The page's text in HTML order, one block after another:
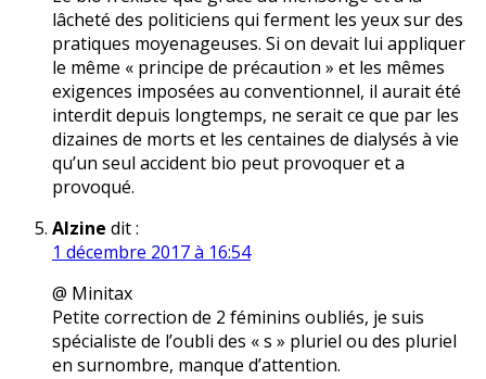
lâcheté des politiciens qui ferment les yeux sur des
pratiques moyenageuses. Si on devait lui appliquer
le même « principe de précaution » et les mêmes
exigences imposées au conventionnel, il aurait été
interdit depuis longtemps, ne serait ce que par les
dizaines de morts et les centaines de dialysés à vie
qu’un seul accident bio peut provoquer et a
provoqué.
Alzine dit :
1 décembre 2017 à 16:54
@ Minitax
Petite correction de 2 féminins oubliés, je suis
spécialiste de l’oubli des « s » pluriel ou des pluriel
en surnombre, manque d’attention.